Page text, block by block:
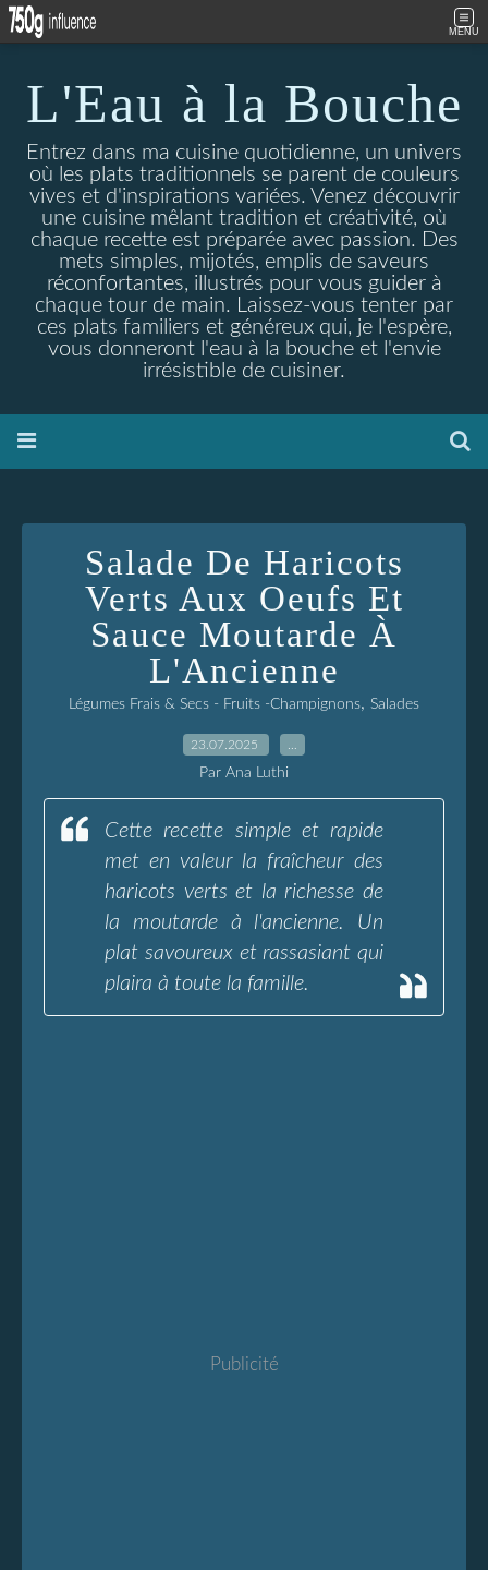
MENU
L'Eau à la Bouche
Entrez dans ma cuisine quotidienne, un univers
où les plats traditionnels se parent de couleurs
vives et d'inspirations variées. Venez découvrir
une cuisine mêlant tradition et créativité, où
chaque recette est préparée avec passion. Des
mets simples, mijotés, emplis de saveurs
réconfortantes, illustrés pour vous guider à
chaque tour de main. Laissez-vous tenter par
ces plats familiers et généreux qui, je l'espère,
vous donneront l'eau à la bouche et l'envie
irrésistible de cuisiner.
Salade De Haricots
Verts Aux Oeufs Et
Sauce Moutarde À
L'Ancienne
Légumes Frais & Secs - Fruits -Champignons, Salades
23.07.2025
Par Ana Luthi
Cette recette simple et rapide
met en valeur la fraîcheur des
haricots verts et la richesse de
la moutarde à l'ancienne. Un
plat savoureux et rassasiant qui
plaira à toute la famille.
Publicité